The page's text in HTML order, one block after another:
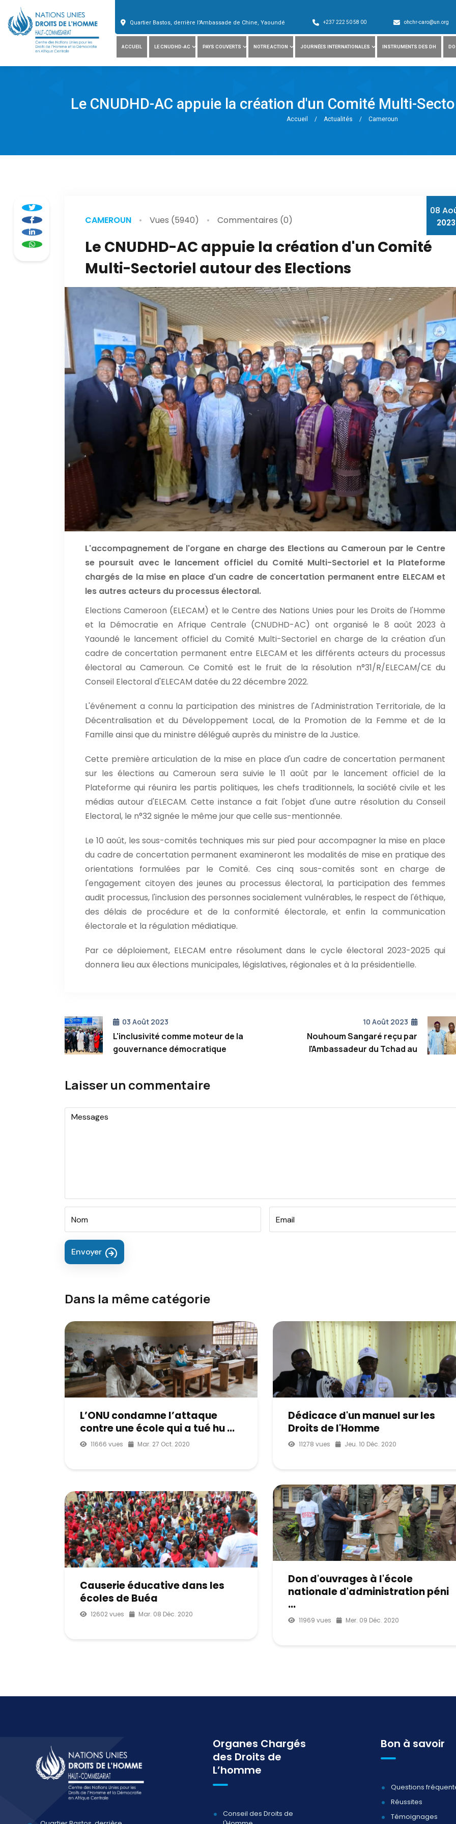
Quartier Bastos, derrière l'Ambassade de Chine, Yaoundé +237 222 50 58 00 ohchr-caro@un.org
ACCUEIL LE CNUDHD-AC PAYS COUVERTS NOTRE ACTION JOURNÉES INTERNATIONALES INSTRUMENTS DES DH
Le CNUDHD-AC appuie la création d'un Comité Multi-
Accueil / Actualités / Cameroun
CAMEROUN Vues (5940) Commentaires (0)
08
2023
Le CNUDHD-AC appuie la création d'un Comité
Multi-Sectoriel autour des Elections
L'accompagnement de l'organe en charge des Elections au Cameroun par le Centre
se poursuit avec le lancement officiel du Comité Multi-Sectoriel et la Plateforme
chargés de la mise en place d'un cadre de concertation permanent entre ELECAM et
les autres acteurs du processus électoral.
Elections Cameroon (ELECAM) et le Centre des Nations Unies pour les Droits de l'Homme
et la Démocratie en Afrique Centrale (CNUDHD-AC) ont organisé le 8 août 2023 à
Yaoundé le lancement officiel du Comité Multi-Sectoriel en charge de la création d'un
cadre de concertation permanent entre ELECAM et les différents acteurs du processus
électoral au Cameroun. Ce Comité est le fruit de la résolution n°31/R/ELECAM/CE du
Conseil Electoral d'ELECAM datée du 22 décembre 2022.
L'événement a connu la participation des ministres de l'Administration Territoriale, de la
Décentralisation et du Développement Local, de la Promotion de la Femme et de la
Famille ainsi que du ministre délégué auprès du ministre de la Justice.
Cette première articulation de la mise en place d'un cadre de concertation permanent
sur les élections au Cameroun sera suivie le 11 août par le lancement officiel de la
Plateforme qui réunira les partis politiques, les chefs traditionnels, la société civile et les
médias autour d'ELECAM. Cette instance a fait l'objet d'une autre résolution du Conseil
Electoral, le n°32 signée le même jour que celle sus-mentionnée.
Le 10 août, les sous-comités techniques mis sur pied pour accompagner la mise en place
du cadre de concertation permanent examineront les modalités de mise en pratique des
orientations formulées par le Comité. Ces cinq sous-comités sont en charge de
l'engagement citoyen des jeunes au processus électoral, la participation des femmes
audit processus, l'inclusion des personnes socialement vulnérables, le respect de l'éthique,
des délais de procédure et de la conformité électorale, et enfin la communication
électorale et la régulation médiatique.
Par ce déploiement, ELECAM entre résolument dans le cycle électoral 2023-2025 qui
donnera lieu aux élections municipales, législatives, régionales et à la présidentielle.
L'inclusivité comme moteur de la
gouvernance démocratique
03 Août 2023
Nouhoum Sangaré reçu par
l'Ambassadeur du Tchad au
10 Août 2023
Laisser un commentaire
Envoyer
Dans la même catégorie
L’ONU condamne l’attaque
contre une école qui a tué hu ...
11666 vues Mar. 27 Oct. 2020
Dédicace d'un manuel sur les
Droits de l'Homme
11278 vues Jeu. 10 Déc. 2020
Causerie éducative dans les
écoles de Buéa
12602 vues Mar. 08 Déc. 2020
Don d'ouvrages à l'école
nationale d'administration péni
...
11969 vues Mer. 09 Déc. 2020
Organes Chargés
des Droits de
L’homme
Conseil des Droits de
Bon à savoir
Questions
Réussites
Témoignages